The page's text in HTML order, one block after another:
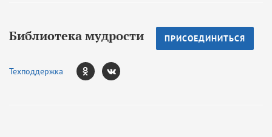
Библиотека мудрости ПРИСОЕДИНИТЬСЯ
Техподдержка